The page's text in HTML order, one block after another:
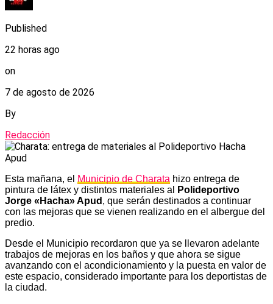
Published
22 horas ago
on
7 de agosto de 2026
By
Redacción
Esta mañana, el Municipio de Charata hizo entrega de
pintura de látex y distintos materiales al
Polideportivo
Jorge «Hacha» Apud , que serán destinados a continuar
con las mejoras que se vienen realizando en el albergue del
predio.
Desde el Municipio recordaron que ya se llevaron adelante
trabajos de mejoras en los baños y que ahora se sigue
avanzando con el acondicionamiento y la puesta en valor de
este espacio, considerado importante para los deportistas de
la ciudad.